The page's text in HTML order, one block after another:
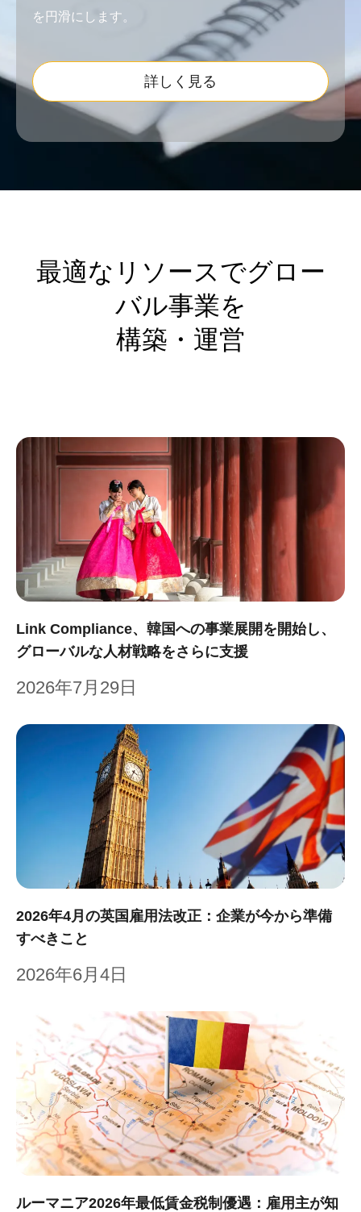
を円滑にします。
詳しく見る
最適なリソースでグロー
バル事業を
構築・運営
Link Compliance、韓国への事業展開を開始し、
グローバルな人材戦略をさらに支援
2026年7月29日
2026年4月の英国雇用法改正：企業が今から準備
すべきこと
2026年6月4日
ルーマニア2026年最低賃金税制優遇：雇用主が知